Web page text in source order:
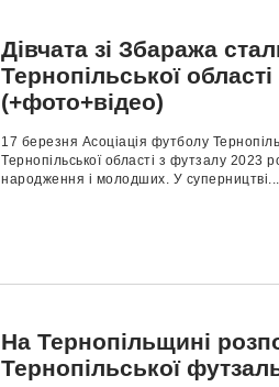
Дівчата зі Збаража
Тернопільської
(+фото+відео)
17 березня Асоціація футболу
Тернопільської області з футзалу 2023
народження і молодших. У суперництві...
На Тернопільщині
Тернопільської